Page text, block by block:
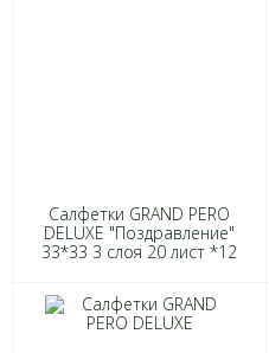
Салфетки GRAND PERO
DELUXE "Поздравление"
33*33 3 слоя 20 лист *12